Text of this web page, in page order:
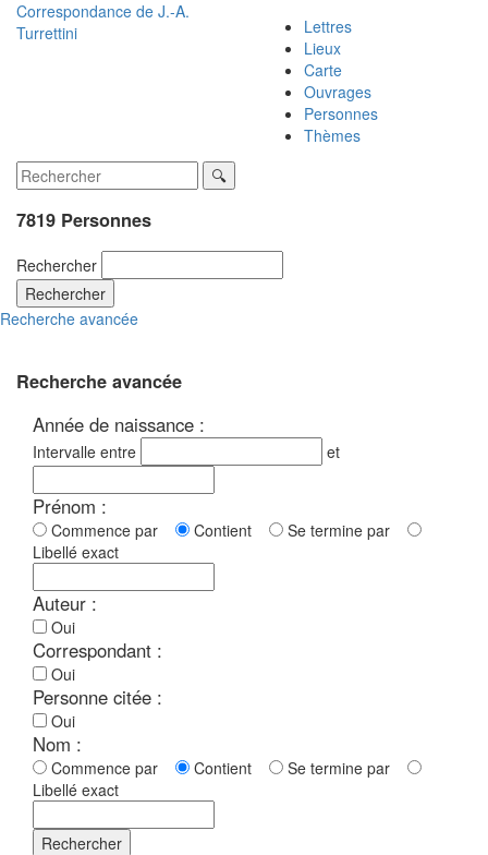
Correspondance de J.-A.
Turrettini
Lettres
Lieux
Carte
Ouvrages
Personnes
Thèmes
7819 Personnes
Rechercher
Rechercher
Recherche avancée
Recherche avancée
Année de naissance :
Intervalle entre et
Prénom :
Commence par Contient
Se termine par
Libellé exact
Auteur :
Oui
Correspondant :
Oui
Personne citée :
Oui
Nom :
Commence par Contient
Se termine par
Libellé exact
Rechercher